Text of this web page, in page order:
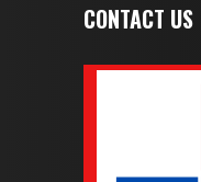
CONTACT US